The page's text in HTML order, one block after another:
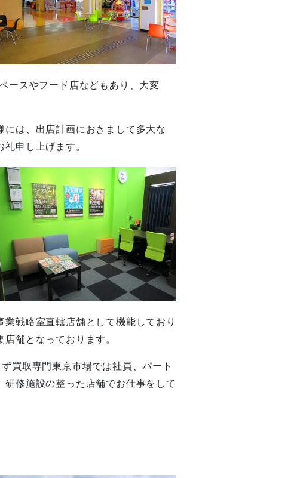
ースやフード店などもあり、大変
は、出店計画におきまして多大な
申し上げます。
戦略室直轄店舗として機能しており
舗となっております。
買取専門東京市場では社員、パート
修施設の整った店舗でお仕事をして